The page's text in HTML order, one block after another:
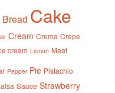
Bread Cake
Cream Crema Crepe
cream Lemon Meat
Pepper Pie Pistachio
Sauce Strawberry